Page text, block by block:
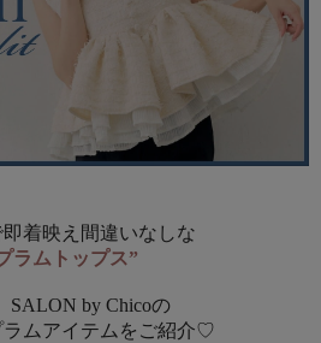
着映え間違いなしな
ラムトップス”
SALON by Chicoの
ラムアイテムをご紹介♡